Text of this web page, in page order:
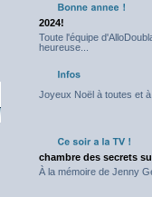
2024!
Toute l'équipe
heureuse...
Joyeux Noël à toutes et à
chambre des secrets
À la mémoire de Jenny